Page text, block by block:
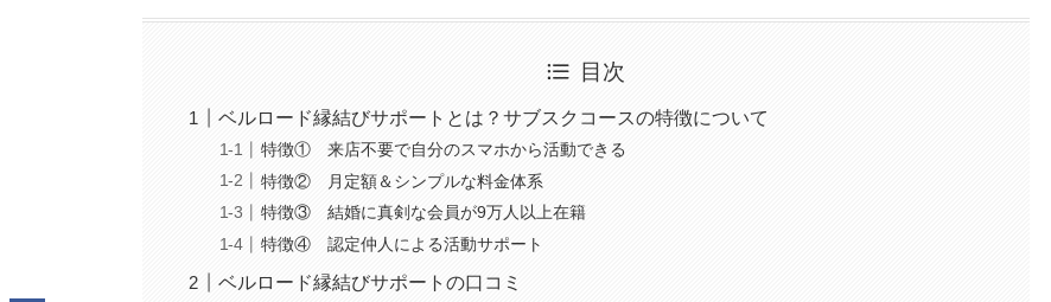
目次
ベルロード縁結びサポートとは？サブスクコースの特徴について
特徴① 来店不要で自分のスマホから活動できる
特徴② 月定額＆シンプルな料金体系
特徴③ 結婚に真剣な会員が9万人以上在籍
特徴④ 認定仲人による活動サポート
ベルロード縁結びサポートの口コミ